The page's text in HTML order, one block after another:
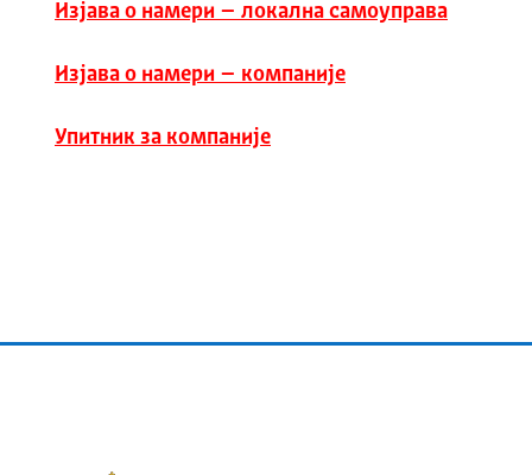
Изјава о намери – локална самоуправа
Изјава о намери – компаније
Упитник за компаније